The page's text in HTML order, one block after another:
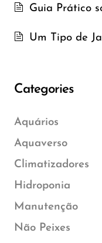
Guia Prático
Um Tipo de
Categories
Aquários
Aquaverso
Climatizadores
Hidroponia
Manutenção
Não Peixes